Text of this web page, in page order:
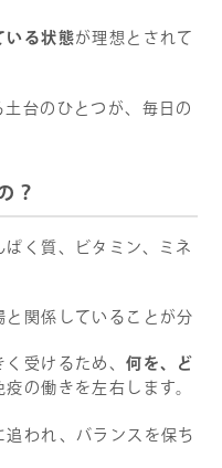
いる状態が理想とされて
台のひとつが、毎日の
？
く質、ビタミン、ミネ
関係していることが分
く受けるため、何を、ど
の働きを左右します。
われ、バランスを保ち